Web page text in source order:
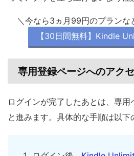
＼今なら3ヵ月99円のプランな
【30日間無料】Kindle
専用登録ページへのアク
ログインが完了したあとは、専
と進みます。具体的な手順は以下